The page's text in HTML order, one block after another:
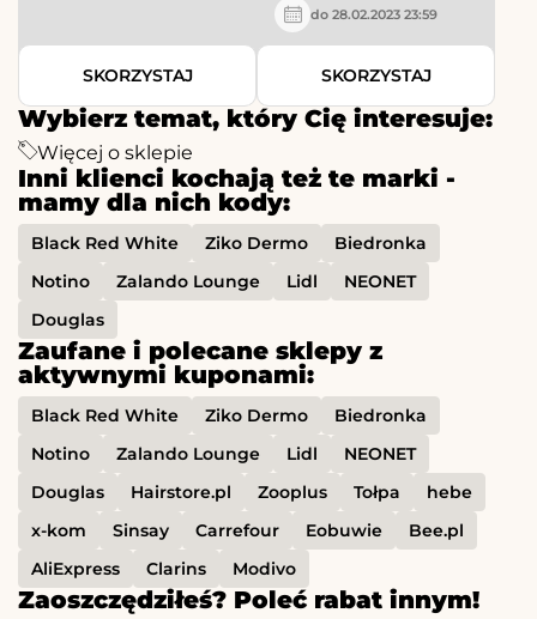
Wybierz temat, który Cię interesuje:
Więcej o sklepie
Inni klienci kochają też te marki -
mamy dla nich kody:
Black Red White Ziko Dermo
Biedronka
Notino
Zalando Lounge Lidl
NEONET
Douglas
Zaufane i polecane sklepy z
aktywnymi kuponami:
Black Red White Ziko Dermo
Biedronka
Notino
Zalando Lounge Lidl
NEONET
Douglas
Hairstore.pl Zooplus Tołpa
hebe
x-kom
Sinsay Carrefour Eobuwie
Bee.pl
AliExpress
Clarins Modivo
Zaoszczędziłeś? Poleć rabat innym!
SKORZYSTAJ
do 28.02.2023 23:59
SKORZYSTAJ